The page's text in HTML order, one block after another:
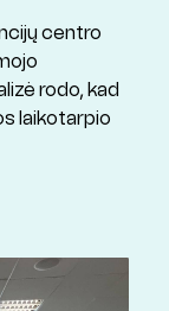
centro
rodo, kad
laikotarpio